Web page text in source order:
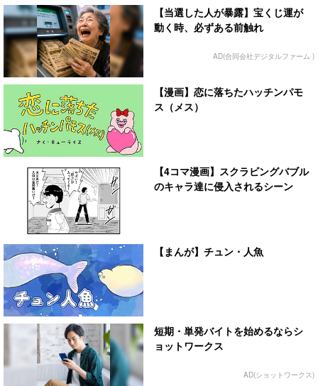
【当選した人が暴露】宝くじ運が
動く時、必ずある前触れ
AD(合同会社デジタルファーム )
【漫画】恋に落ちたハッチンパモ
ス（メス）
【4コマ漫画】スクラビングバブル
のキャラ達に侵入されるシーン
【まんが】チュン・人魚
短期・単発バイトを始めるならシ
ョットワークス
AD(ショットワークス)